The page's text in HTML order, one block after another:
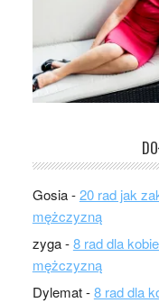
Gosia-20 rad jak
mężczyzną
zyga-8 rad dla
mężczyzną
Dylemat-8 rad dla